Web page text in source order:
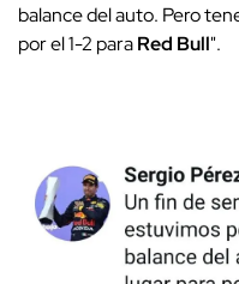
balance del auto. Pero
por el 1-2 paraRed Bull".